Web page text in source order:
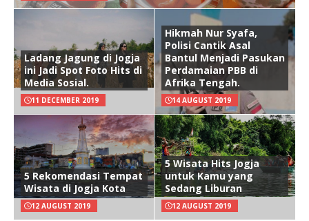
Ladang Jagung di Jogja
ini Jadi Spot Foto Hits di
Media Sosial.
11 DECEMBER 2019
Hikmah Nur Syafa,
Polisi Cantik Asal
Bantul Menjadi Pasukan
Perdamaian PBB di
Afrika Tengah.
14 AUGUST 2019
5 Rekomendasi Tempat
Wisata di Jogja Kota
12 AUGUST 2019
5 Wisata Hits Jogja
untuk Kamu yang
Sedang Liburan
12 AUGUST 2019